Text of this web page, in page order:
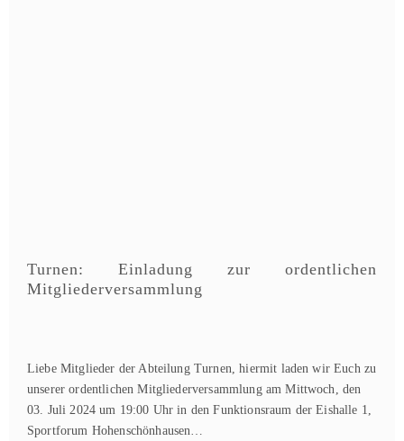
Turnen: Einladung zur ordentlichen
Mitgliederversammlung
Liebe Mitglieder der Abteilung Turnen, hiermit laden wir Euch zu
unserer ordentlichen Mitgliederversammlung am Mittwoch, den
03. Juli 2024 um 19:00 Uhr in den Funktionsraum der Eishalle 1,
Sportforum Hohenschönhausen…